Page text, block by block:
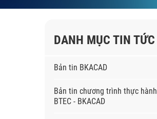
DANH MỤC TIN TỨC
Bản tin BKACAD
Bản tin chương trình thực hành
BTEC - BKACAD